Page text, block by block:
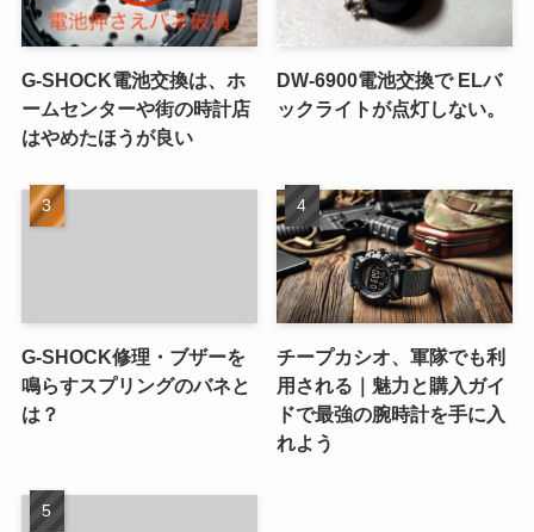
G-SHOCK電池交換は、ホ
ームセンターや街の時計店
はやめたほうが良い
DW-6900電池交換で ELバ
ックライトが点灯しない。
G-SHOCK修理・ブザーを
鳴らすスプリングのバネと
は？
チープカシオ、軍隊でも利
用される｜魅力と購入ガイ
ドで最強の腕時計を手に入
れよう